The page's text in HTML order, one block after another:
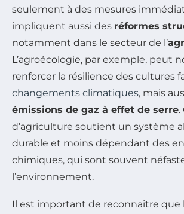
seulement à des mesures
impliquent aussi des réformes
notamment dans le secteur de l’
L’agroécologie, par exemple, peut
renforcer la résilience des cultures
changements climatiques, mais
émissions de gaz à effet de serre.
d’agriculture soutient un système
durable et moins dépendant des
chimiques, qui sont souvent
l’environnement.
Il est important de reconnaître que